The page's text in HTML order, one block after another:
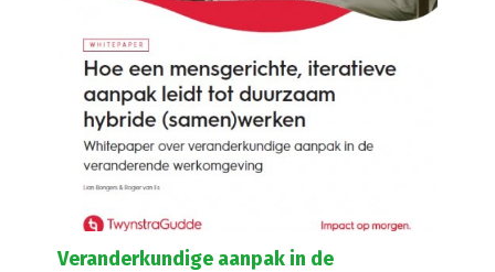
Veranderkundige aanpak in de